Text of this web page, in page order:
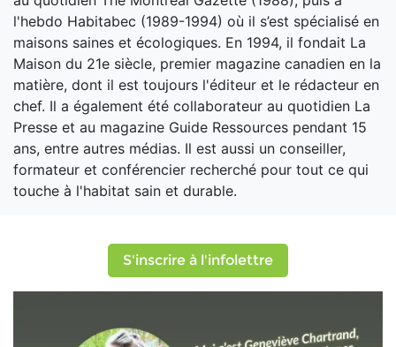
l'hebdo Habitabec (1989-1994) où il s’est spécialisé en
maisons saines et écologiques. En 1994, il fondait La
Maison du 21e siècle, premier magazine canadien en la
matière, dont il est toujours l'éditeur et le rédacteur en
chef. Il a également été collaborateur au quotidien La
Presse et au magazine Guide Ressources pendant 15
ans, entre autres médias. Il est aussi un conseiller,
formateur et conférencier recherché pour tout ce qui
touche à l'habitat sain et durable.
S'inscrire à l'infolettre